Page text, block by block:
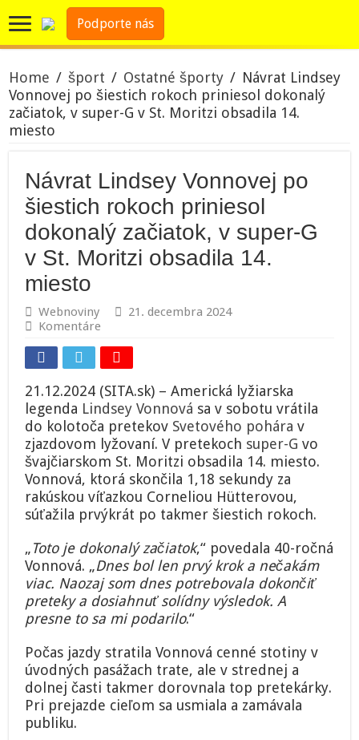
Podporte nás
Home / šport / Ostatné športy / Návrat Lindsey
Vonnovej po šiestich rokoch priniesol dokonalý
začiatok, v super-G v St. Moritzi obsadila 14.
miesto
Návrat Lindsey Vonnovej po
šiestich rokoch priniesol
dokonalý začiatok, v super-G
v St. Moritzi obsadila 14.
miesto
Webnoviny
21. decembra 2024
Komentáre
21.12.2024 (SITA.sk) – Americká lyžiarska
legenda Lindsey Vonnová sa v sobotu vrátila
do kolotoča pretekov Svetového pohára v
zjazdovom lyžovaní. V pretekoch super-G vo
švajčiarskom St. Moritzi obsadila 14. miesto.
Vonnová, ktorá skončila 1,18 sekundy za
rakúskou víťazkou Corneliou Hütterovou,
súťažila prvýkrát po takmer šiestich rokoch.
„Toto je dokonalý začiatok,“ povedala 40-ročná
Vonnová. „Dnes bol len prvý krok a nečakám
viac. Naozaj som dnes potrebovala dokončiť
preteky a dosiahnuť solídny výsledok. A
presne to sa mi podarilo.“
Počas jazdy stratila Vonnová cenné stotiny v
úvodných pasážach trate, ale v strednej a
dolnej časti takmer dorovnala top pretekárky.
Pri prejazde cieľom sa usmiala a zamávala
publiku.